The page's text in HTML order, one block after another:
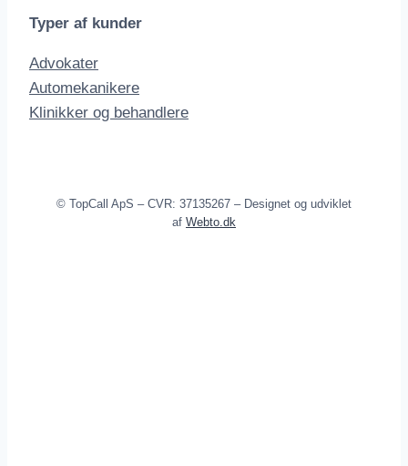
Typer af kunder
Advokater
Automekanikere
Klinikker og behandlere
© TopCall ApS – CVR: 37135267 – Designet og udviklet
af Webto.dk